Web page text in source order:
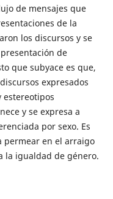
de mensajes que
de la
los discursos y se
de
que subyace es que,
expresados
estereotipos
y se expresa a
por sexo. Es
permear en el arraigo
la igualdad de género.